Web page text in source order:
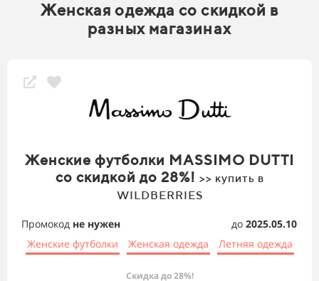
Женская одежда со скидкой в
разных магазинах
Женские футболки MASSIMO DUTTI
со скидкой до 28%! >> купить в
WILDBERRIES
Промокод не нужен до 2025.05.10
Женские футболки
Женская одежда Летняя одежда
Скидка до 28%!